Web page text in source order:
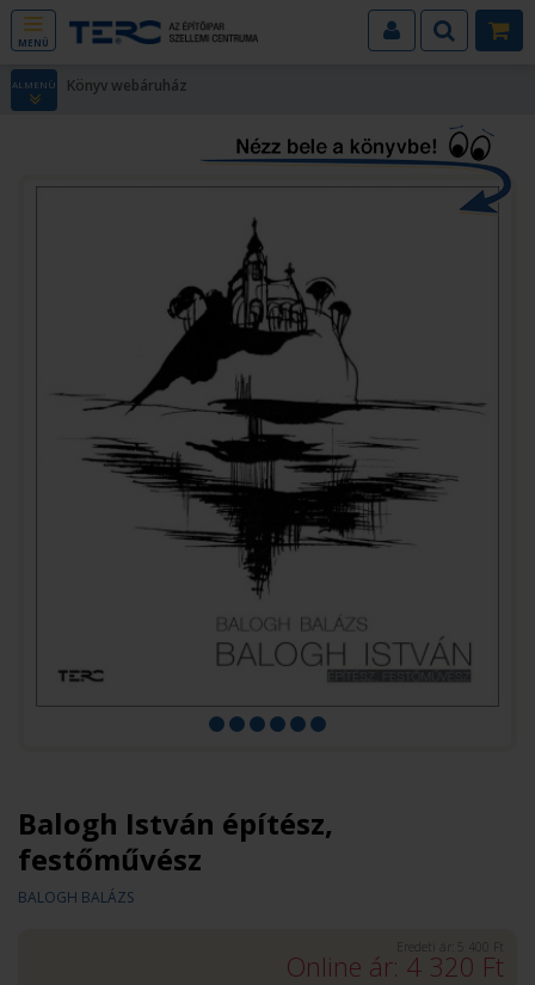
MENÜ
ALMENÜ Könyv webáruház
Balogh István építész,
festőművész
BALOGH BALÁZS
Eredeti ár: 5 400 Ft
Online ár: 4 320 Ft